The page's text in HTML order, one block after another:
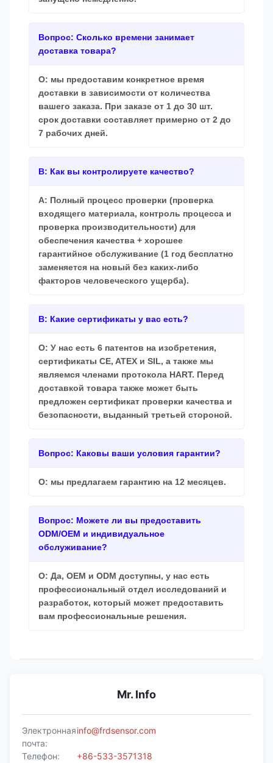
Вопрос: Сколько времени занимает
доставка товара?
О: мы предоставим конкретное время
доставки в зависимости от количества
вашего заказа. При заказе от 1 до 30 шт.
срок доставки составляет примерно от 2 до
7 рабочих дней.
В: Как вы контролируете качество?
A: Полный процесс проверки (проверка
входящего материала, контроль процесса и
проверка производительности) для
обеспечения качества + хорошее
гарантийное обслуживание (1 год бесплатно
заменяется на новый без каких-либо
факторов человеческого ущерба).
В: Какие сертификаты у вас есть?
О: У нас есть 6 патентов на изобретения,
сертификаты CE, ATEX и SIL, а также мы
являемся членами протокола HART. Перед
доставкой товара также может быть
предложен сертификат проверки качества и
безопасности, выданный третьей стороной.
Вопрос: Каковы ваши условия гарантии?
О: мы предлагаем гарантию на 12 месяцев.
Вопрос: Можете ли вы предоставить
ODM/OEM и индивидуальное
обслуживание?
О: Да, OEM и ODM доступны, у нас есть
профессиональный отдел исследований и
разработок, который может предоставить
вам профессиональные решения.
Mr. Info
Электронная
почта:
info@frdsensor.com
Телефон:
+86-533-3571318